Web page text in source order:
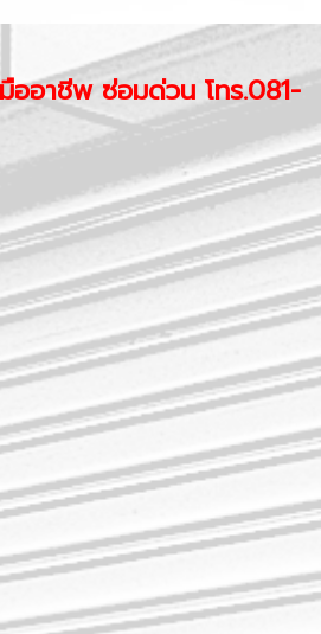
ออาชีพ ซ่อมด่วน โทร.081-